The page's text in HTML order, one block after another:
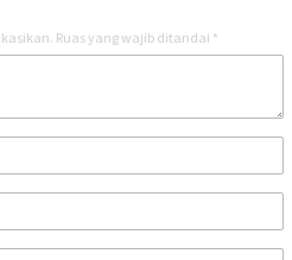
Ruas yang wajib ditandai *